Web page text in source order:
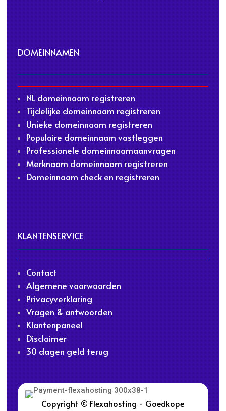
DOMEINNAMEN
NL domeinnaam registreren
Tijdelijke domeinnaam registreren
Unieke domeinnaam registreren
Populaire domeinnaam vastleggen
Professionele domeinnaamaanvragen
Merknaam domeinnaam registreren
Domeinnaam check en registreren
KLANTENSERVICE
Contact
Algemene voorwaarden
Privacyverklaring
Vragen & antwoorden
Klantenpaneel
Disclaimer
30 dagen geld terug
Copyright © Flexahosting - Goedkope